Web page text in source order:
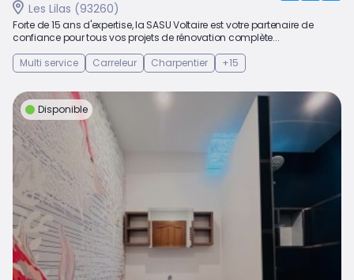
Les Lilas (93260)
Forte de 15 ans d'expertise, la SASU Voltaire est votre partenaire de
confiance pour tous vos projets de rénovation complète...
Multi service
Carreleur Charpentier +15
Disponible